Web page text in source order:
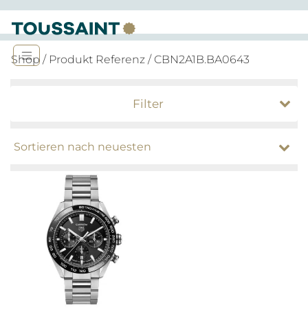
Shop / Produkt Referenz / CBN2A1B.BA0643
Filter